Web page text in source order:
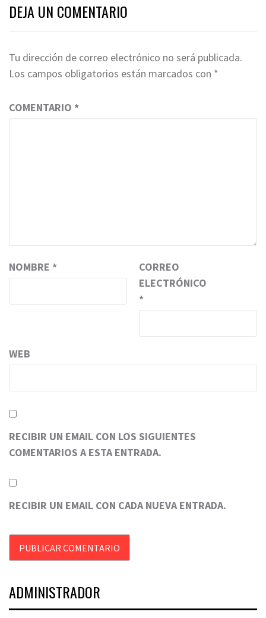
DEJA UN COMENTARIO
Tu dirección de correo electrónico no será publicada.
Los campos obligatorios están marcados con *
COMENTARIO *
NOMBRE *
CORREO
ELECTRÓNICO
*
WEB
RECIBIR UN EMAIL CON LOS SIGUIENTES
COMENTARIOS A ESTA ENTRADA.
RECIBIR UN EMAIL CON CADA NUEVA ENTRADA.
ADMINISTRADOR